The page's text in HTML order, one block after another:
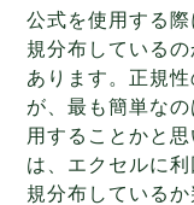
公式を使用する
規分布している
あります。正規
が、最も簡単な
用することかと
は、エクセルに
規分布しているか